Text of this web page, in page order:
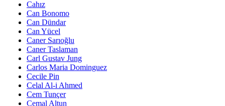
Cahız
Can Bonomo
Can Dündar
Can Yücel
Caner Sarıoğlu
Caner Taslaman
Carl Gustav Jung
Carlos Maria Dominguez
Cecile Pin
Celal Al-i Ahmed
Cem Tunçer
Cemal Altun